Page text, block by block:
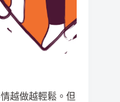
越做越輕鬆。但